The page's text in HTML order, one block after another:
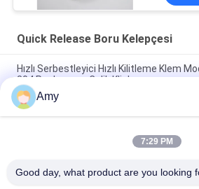
Quick Release Boru Kelepçesi
Hızlı Serbestleyici Hızlı Kilitleme Klem
304 Paslanmaz Çelik Klipler
SUS304 Hızlı Serbestleştirme Boru
Kanal Halkası Davul Kilitleme Halkası
Hızlı Serbestleştirme Boru Klemesi Hızlı
Amy
7:29 PM
Good day, what product are you looking